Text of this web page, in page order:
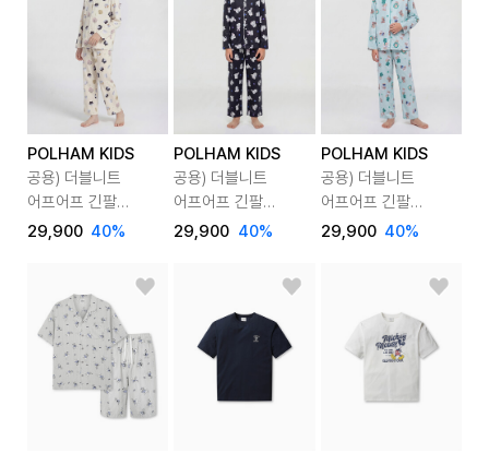
POLHAM KIDS
공용) 더블니트
어프어프 긴팔
파자마 세트
29,900 40%
POLHAM KIDS
공용) 더블니트
어프어프 긴팔
파자마 세트
29,900 40%
POLHAM KIDS
공용) 더블니트
어프어프 긴팔
파자마 세트
29,900 40%